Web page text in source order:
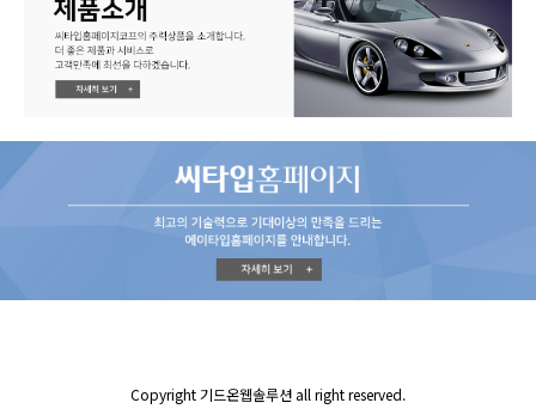
Copyright 기드온웹솔루션 all right reserved.